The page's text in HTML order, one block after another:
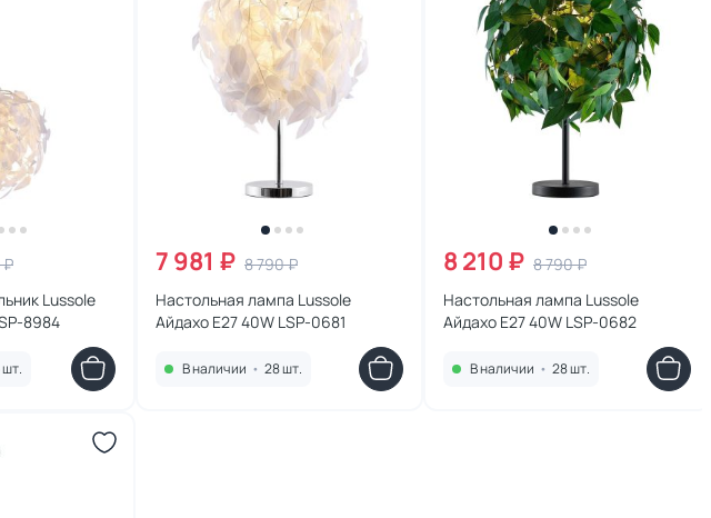
₽
Lussole
8984
7 981 ₽ 8 790 ₽
Настольная лампа Lussole
Айдахо E27 40W LSP-0681
В наличии • 28 шт.
8 210 ₽ 8 790 ₽
Настольная лампа Lussole
Айдахо E27 40W LSP-0682
В наличии • 28 шт.